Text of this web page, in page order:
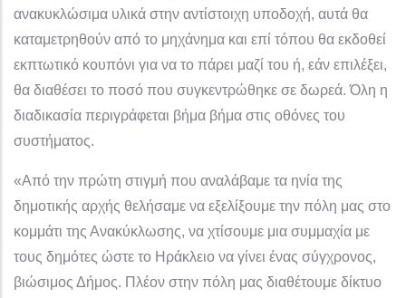
ανακυκλώσιμα υλικά στην αντίστοιχη υποδοχή, αυτά θα
καταμετρηθούν από το μηχάνημα και επί τόπου θα εκδοθεί
εκπτωτικό κουπόνι για να το πάρει μαζί του ή, εάν επιλέξει,
θα διαθέσει το ποσό που συγκεντρώθηκε σε δωρεά. Όλη η
διαδικασία περιγράφεται βήμα βήμα στις οθόνες του
συστήματος.
«Από την πρώτη στιγμή που αναλάβαμε τα ηνία της
δημοτικής αρχής θελήσαμε να εξελίξουμε την πόλη μας στο
κομμάτι της Ανακύκλωσης, να χτίσουμε μια συμμαχία με
τους δημότες ώστε το Ηράκλειο να γίνει ένας σύγχρονος,
βιώσιμος Δήμος. Πλέον στην πόλη μας διαθέτουμε δίκτυο